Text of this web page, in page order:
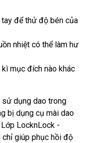
để thử độ bén của
nhiệt có thể làm hư
mục đích nào khác
sử dụng dao trong
bị dụng cụ mài dao
LocknLock -
chỉ giúp phục hồi độ